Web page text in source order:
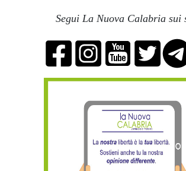
Segui La Nuova Calabria sui